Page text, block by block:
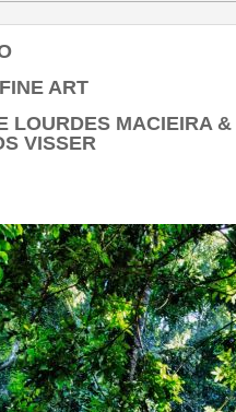
FINE ART
LOURDES MACIEIRA
VISSER